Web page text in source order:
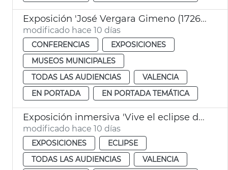
Exposición 'José Vergara Gimeno (1726-1799)'
modificado hace 10 días
CONFERENCIAS
EXPOSICIONES
MUSEOS MUNICIPALES
TODAS LAS AUDIENCIAS
VALENCIA
EN PORTADA
EN PORTADA TEMÁTICA
Exposición inmersiva 'Vive el eclipse desde el espacio'
modificado hace 10 días
EXPOSICIONES
ECLIPSE
TODAS LAS AUDIENCIAS
VALENCIA